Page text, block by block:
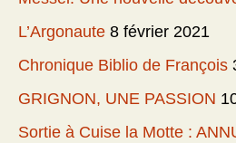
L’Argonaute 8 février 2021
Chronique Biblio de François
GRIGNON, UNE PASSION
Sortie à Cuise la Motte :